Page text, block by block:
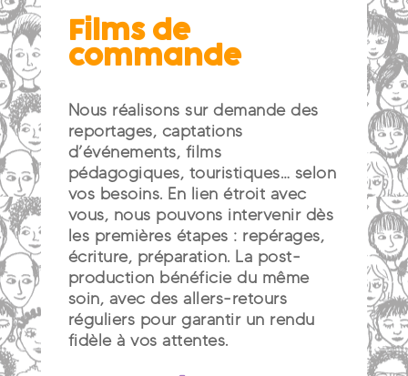
Films de
commande
Nous réalisons sur demande des
reportages, captations
d’événements, films
pédagogiques, touristiques… selon
vos besoins. En lien étroit avec
vous, nous pouvons intervenir dès
les premières étapes : repérages,
écriture, préparation. La post-
production bénéficie du même
soin, avec des allers-retours
réguliers pour garantir un rendu
fidèle à vos attentes.